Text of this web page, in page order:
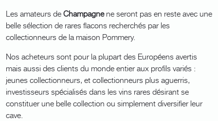
Les amateurs deChampagnene seront pas en reste avec une
belle sélection de rares flacons recherchés par les
collectionneurs de la maison Pommery.
Nos acheteurs sont pour la plupart des Européens avertis
mais aussi des clients du monde entier aux profils variés :
jeunes collectionneurs, et collectionneurs plus aguerris,
investisseurs spécialisés dans les vins rares désirant se
constituer une belle collection ou simplement diversifier leur
cave.